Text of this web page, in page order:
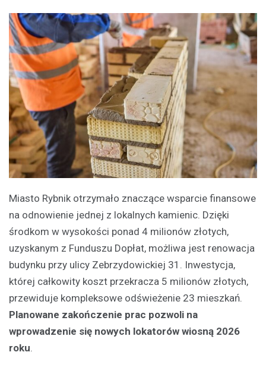
Miasto Rybnik otrzymało znaczące wsparcie finansowe
na odnowienie jednej z lokalnych kamienic. Dzięki
środkom w wysokości ponad 4 milionów złotych,
uzyskanym z Funduszu Dopłat, możliwa jest renowacja
budynku przy ulicy Zebrzydowickiej 31. Inwestycja,
której całkowity koszt przekracza 5 milionów złotych,
przewiduje kompleksowe odświeżenie 23 mieszkań.
Planowane zakończenie prac pozwoli na
wprowadzenie się nowych lokatorów wiosną 2026
roku.